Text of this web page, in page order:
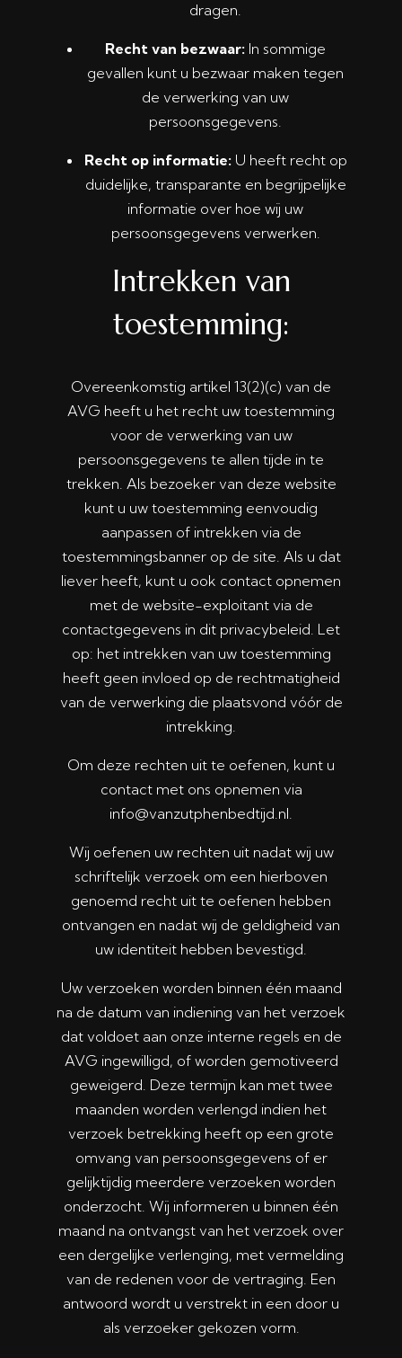
dragen.
Recht van bezwaar: In sommige
gevallen kunt u bezwaar maken tegen
de verwerking van uw
persoonsgegevens.
Recht op informatie:U heeft recht op
duidelijke, transparante en begrijpelijke
informatie over hoe wij uw
persoonsgegevens verwerken.
Intrekken van
toestemming:
Overeenkomstig artikel 13(2)(c) van de
AVG heeft u het recht uw toestemming
voor de verwerking van uw
persoonsgegevens te allen tijde in te
trekken. Als bezoeker van deze website
kunt u uw toestemming eenvoudig
aanpassen of intrekken via de
toestemmingsbanner op de site. Als u dat
liever heeft, kunt u ook contact opnemen
met de website-exploitant via de
contactgegevens in dit privacybeleid. Let
op: het intrekken van uw toestemming
heeft geen invloed op de rechtmatigheid
van de verwerking die plaatsvond vóór de
intrekking.
Om deze rechten uit te oefenen, kunt u
contact met ons opnemen via
info@vanzutphenbedtijd.nl.
Wij oefenen uw rechten uit nadat wij uw
schriftelijk verzoek om een hierboven
genoemd recht uit te oefenen hebben
ontvangen en nadat wij de geldigheid van
uw identiteit hebben bevestigd.
Uw verzoeken worden binnen één maand
na de datum van indiening van het verzoek
dat voldoet aan onze interne regels en de
AVG ingewilligd, of worden gemotiveerd
geweigerd. Deze termijn kan met twee
maanden worden verlengd indien het
verzoek betrekking heeft op een grote
omvang van persoonsgegevens of er
gelijktijdig meerdere verzoeken worden
onderzocht. Wij informeren u binnen één
maand na ontvangst van het verzoek over
een dergelijke verlenging, met vermelding
van de redenen voor de vertraging. Een
antwoord wordt u verstrekt in een door u
als verzoeker gekozen vorm.